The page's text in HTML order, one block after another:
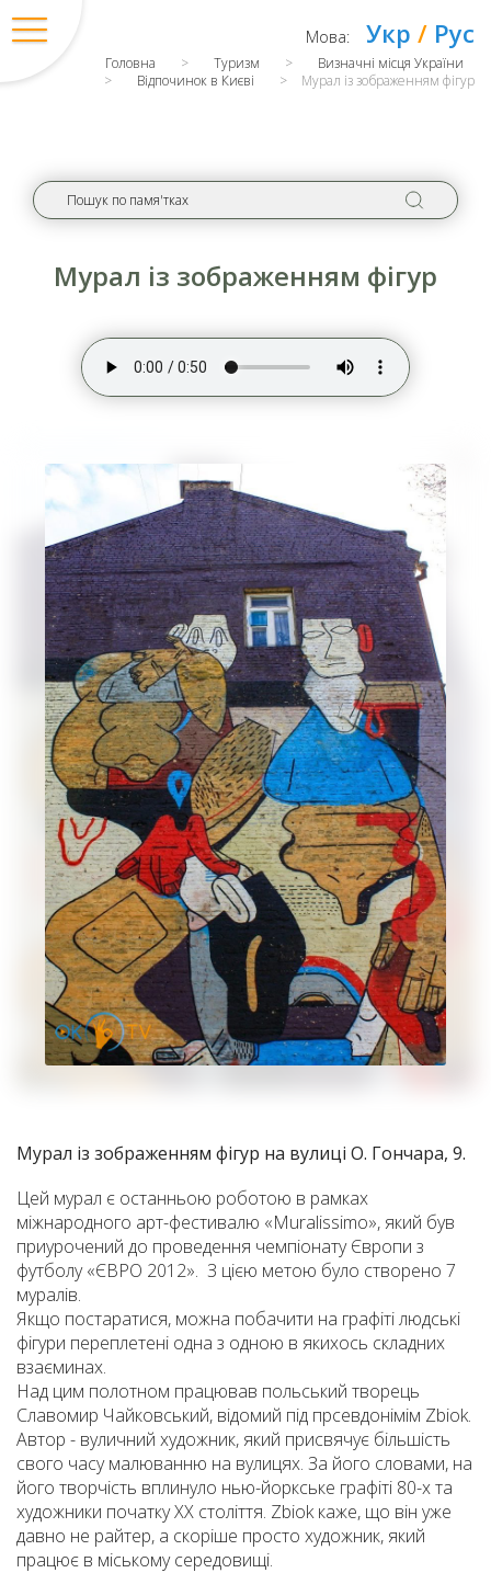
Вхід/Регістрація
Укр / Рус
Мова:
Головна > Туризм >
Визначні місця України
>
Відпочинок в Києві > Мурал із зображенням фігур
Мурал із зображенням фігур
Мурал із зображенням фігур на вулиці О. Гончара, 9.
Цей мурал є останньою роботою в рамках
міжнародного арт-фестивалю «Muralissimo», який був
приурочений до проведення чемпіонату Європи з
футболу «ЄВРО 2012». З цією метою було створено 7
муралів.
Якщо постаратися, можна побачити на графіті людські
фігури переплетені одна з одною в якихось складних
взаєминах.
Над цим полотном працював польський творець
Славомир Чайковський, відомий під прсевдонімім Zbiok.
Автор - вуличний художник, який присвячує більшість
свого часу малюванню на вулицях. За його словами, на
його творчість вплинуло нью-йоркське графіті 80-х та
художники початку ХХ століття. Zbiok каже, що він уже
давно не райтер, а скоріше просто художник, який
працює в міському середовищі.